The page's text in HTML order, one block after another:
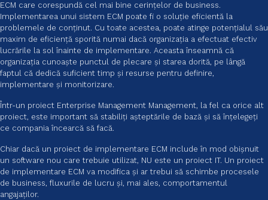
ECM care corespundă cel mai bine cerințelor de business.
Implementarea unui sistem ECM poate fi o soluție eficientă la
problemele de conținut. Cu toate acestea, poate atinge potențialul său
maxim de eficiență sporită numai dacă organizația a efectuat efectiv
lucrările la sol înainte de implementare. Aceasta înseamnă că
organizația cunoaște punctul de plecare și starea dorită, pe lângă
faptul că dedică suficient timp și resurse pentru definire,
implementare și monitorizare.
Într-un proiect Enterprise Management Management, la fel ca orice alt
proiect, este important să stabiliți așteptările de bază și să înțelegeți
ce compania încearcă să facă.
Chiar dacă un proiect de implementare ECM include în mod obișnuit
un software nou care trebuie utilizat, NU este un proiect IT. Un proiect
de implementare ECM va modifica și ar trebui să schimbe procesele
de business, fluxurile de lucru și, mai ales, comportamentul
angajaților.